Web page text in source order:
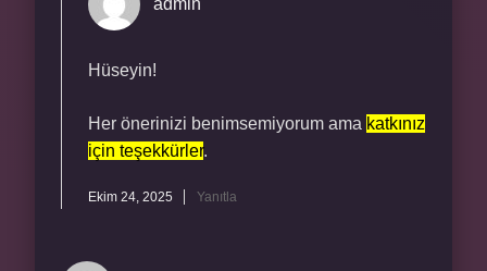
admin
Hüseyin!
Her önerinizi benimsemiyorum ama katkınız
için teşekkürler.
Ekim 24, 2025 Yanıtla